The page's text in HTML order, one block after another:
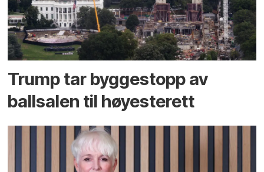
Trump tar byggestopp av
ballsalen til høyesterett